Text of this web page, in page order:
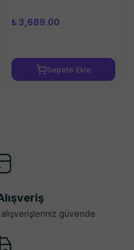
₺ 3,689.00
Sepete Ekle
güvende